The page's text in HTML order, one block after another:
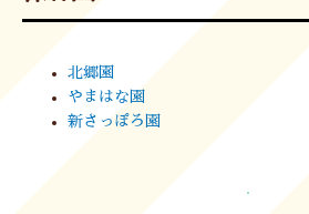
北郷園
やまはな園
新さっぽろ園